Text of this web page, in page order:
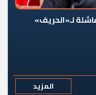
لـ«الحريف»
المزيد